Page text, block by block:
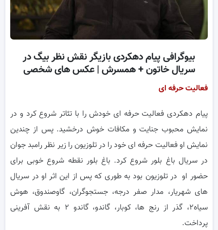
بیوگرافی پیام دهکردی بازیگر نقش نظر بیگ در
سریال خاتون + همسرش | عکس های شخصی
فعالیت حرفه ای
پیام دهکردی فعالیت حرفه ای خودش را با تئاتر شروع کرد و در
نمایش محبوب جنایت و مکافات خوش درخشید. پس از چندین
نمایش او فعالیت حرفه ای خود را در تلوزیون را زیر نظر رامبد جوان
در سریال باغ بلور شروع کرد. باغ بلور نقطه شروع خوبی برای
حضور او در تلوزیون بود به طوری که پس از این اثر او در سریال
های شهریار، مدار صفر درجه، جستجوگران، گاوصندوق، هوش
سیاه۲، گذر از رنج ها، کوبار، گاندو، گاندو ۲ به نقش آفرینی
پرداخت.